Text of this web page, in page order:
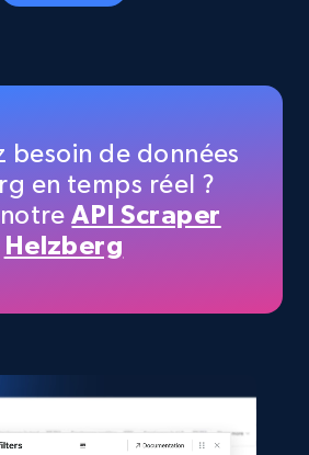
Description, Currency, Initial
besoin de données
en temps réel ?
notreAPI Scraper
Helzberg